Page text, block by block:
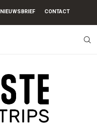
NIEUWSBRIEF CONTACT